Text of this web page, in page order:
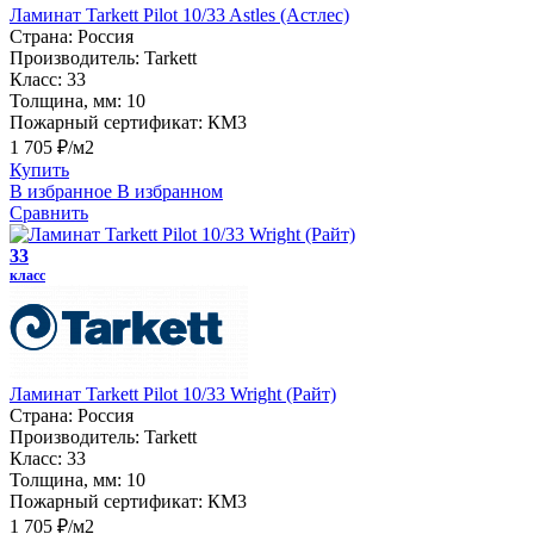
Ламинат Tarkett Pilot 10/33 Astles (Астлес)
Страна: Россия
Производитель: Tarkett
Класс: 33
Толщина, мм: 10
Пожарный сертификат: КМ3
1 705 ₽/м2
Купить
В избранное В избранном
Сравнить
33
класс
Ламинат Tarkett Pilot 10/33 Wright (Райт)
Страна: Россия
Производитель: Tarkett
Класс: 33
Толщина, мм: 10
Пожарный сертификат: КМ3
1 705 ₽/м2